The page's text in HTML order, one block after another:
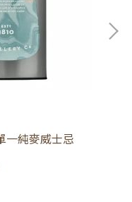
一純麥威士忌